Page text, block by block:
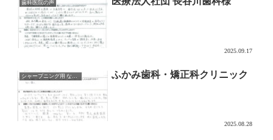
歯科医院の声
2025.09.17
ふかみ歯科・矯正科クリニック
2025.08.28